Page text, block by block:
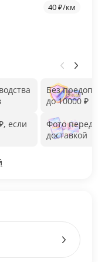
40 ₽/км
если
Без
до 10000 ₽
Фото перед
доставкой